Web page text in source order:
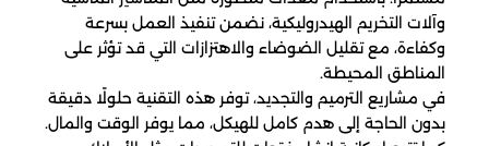
وآلات التخريم الهيدروليكية، نضمن تنفيذ العمل بسرعة
وكفاءة، مع تقليل الضوضاء والاهتزازات التي قد تؤثر على
المناطق المحيطة.
في مشاريع الترميم والتجديد، توفر هذه التقنية حلولًا دقيقة
بدون الحاجة إلى هدم كامل للهيكل، مما يوفر الوقت والمال.